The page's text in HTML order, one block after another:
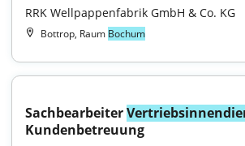
RRK Wellpappenfabrik GmbH & Co. KG
Bottrop, Raum Bochum
Sachbearbeiter
Kundenbetreuung